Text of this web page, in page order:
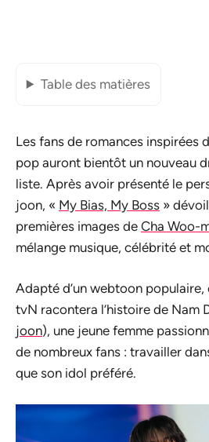
Table des matières
Les fans de romances inspirées
pop auront bientôt un nouveau
liste. Après avoir présenté le
joon, « My Bias, My Boss »
premières images de Cha Woo-
mélange musique, célébrité et
Adapté d’un webtoon
tvN racontera l’histoire de Nam
joon), une jeune femme
de nombreux fans : travailler
que son idol préféré.